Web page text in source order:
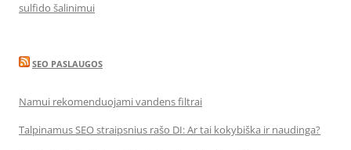
sulfido šalinimui
SEO PASLAUGOS
Namui rekomenduojami vandens filtrai
Talpinamus SEO straipsnius rašo DI: Ar tai kokybiška ir naudinga?